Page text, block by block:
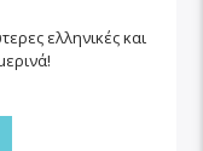
ελληνικές και